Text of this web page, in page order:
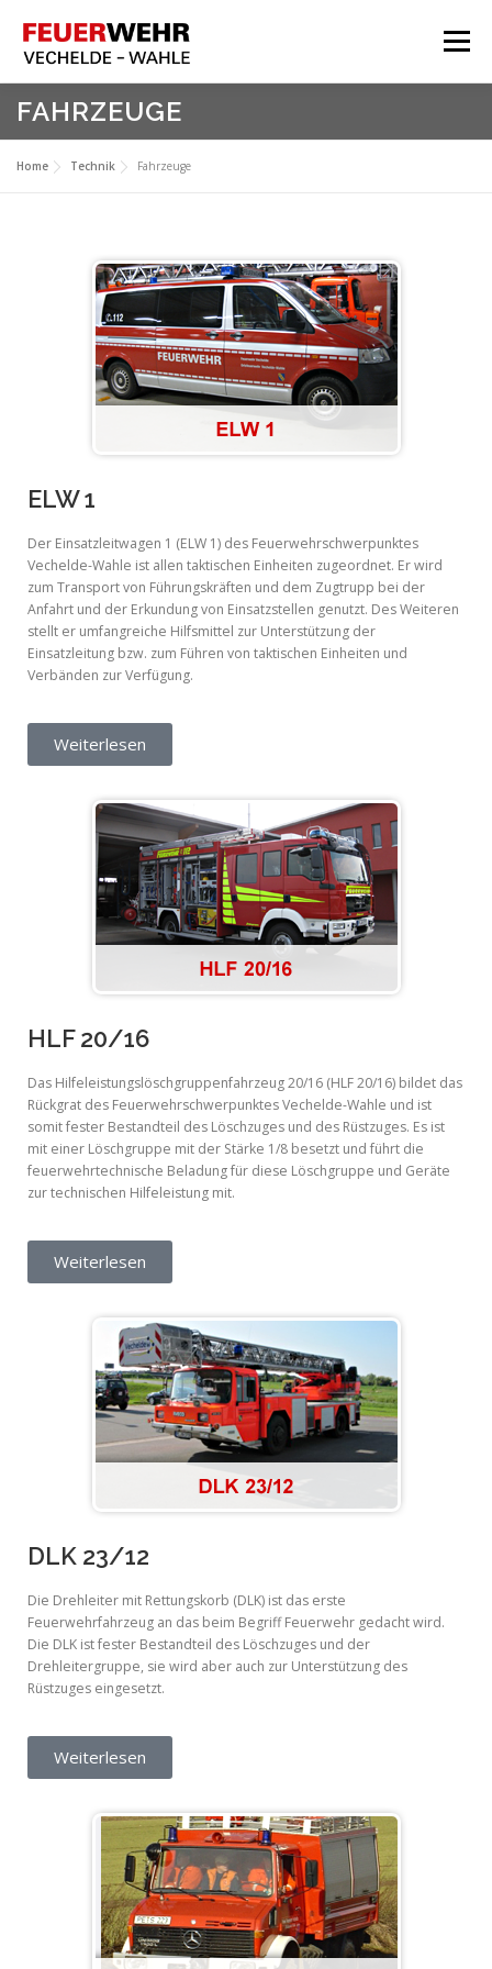
Menü
HOME
Meine Feuerwehr
FAHRZEUGE
Home Technik Fahrzeuge
ELW 1
Der Einsatzleitwagen 1 (ELW 1) des Feuerwehrschwerpunktes
Vechelde-Wahle ist allen taktischen Einheiten zugeordnet. Er wird
zum Transport von Führungskräften und dem Zugtrupp bei der
Anfahrt und der Erkundung von Einsatzstellen genutzt. Des Weiteren
stellt er umfangreiche Hilfsmittel zur Unterstützung der
Einsatzleitung bzw. zum Führen von taktischen Einheiten und
Verbänden zur Verfügung.
Weiterlesen
HLF 20/16
Das Hilfeleistungslöschgruppenfahrzeug 20/16 (HLF 20/16) bildet das
Rückgrat des Feuerwehrschwerpunktes Vechelde-Wahle und ist
somit fester Bestandteil des Löschzuges und des Rüstzuges. Es ist
mit einer Löschgruppe mit der Stärke 1/8 besetzt und führt die
feuerwehrtechnische Beladung für diese Löschgruppe und Geräte
zur technischen Hilfeleistung mit.
Weiterlesen
DLK 23/12
Die Drehleiter mit Rettungskorb (DLK) ist das erste
Feuerwehrfahrzeug an das beim Begriff Feuerwehr gedacht wird.
Die DLK ist fester Bestandteil des Löschzuges und der
Drehleitergruppe, sie wird aber auch zur Unterstützung des
Rüstzuges eingesetzt.
Weiterlesen